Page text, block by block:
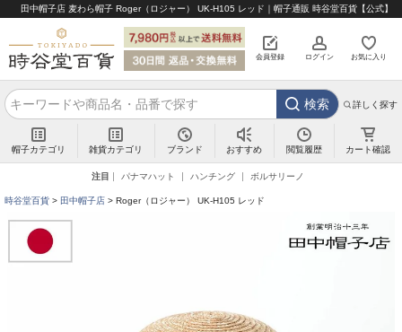
田中帽子店 麦わら帽子 Roger（ロジャー） UK-H105 レッド｜帽子通販 時谷堂百貨【公式】
会員登録 ログイン お気に入り
検索 詳しく探す
帽子カテゴリ 雑貨カテゴリ ブランド おすすめ 閲覧履歴 カート確認
注目 パナマハット ハンチング ボルサリーノ
時谷堂百貨 田中帽子店 Roger（ロジャー） UK-H105 レッド